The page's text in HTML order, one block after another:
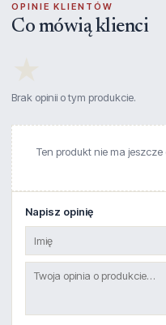
OPINIE KLIENTÓW
Co mówią klienci
Brak opinii o tym produkcie.
Ten produkt nie ma jeszcze
Napisz opinię